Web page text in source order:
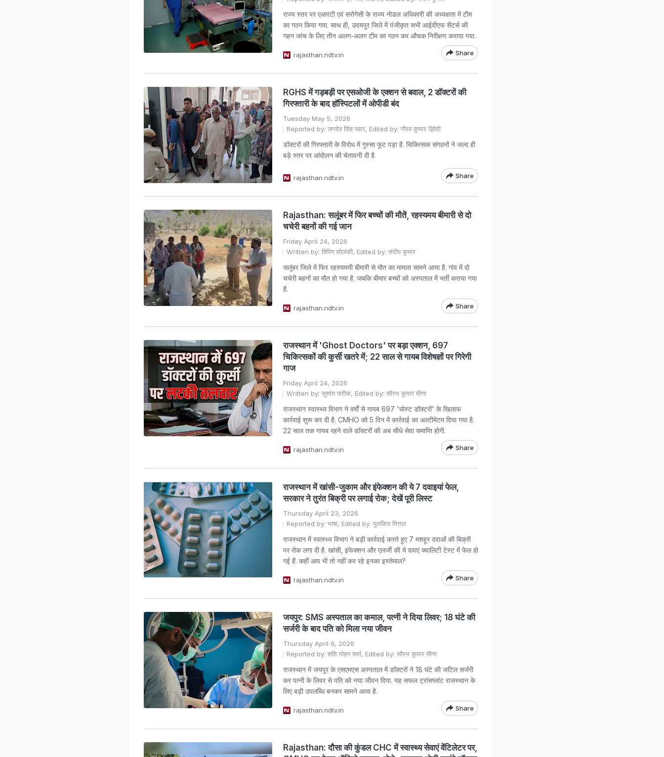
राज्य स्तर पर एआरटी एवं सरोगेसी के राज्य नोडल अधिकारी की अध्यक्षता में टीम
का गठन किया गया. साथ ही, उदयपुर जिले में पंजीकृत सभी आईवीएफ सेंटर्स की
गहन जांच के लिए तीन अलग-अलग टीम का गठन कर औचक निरीक्षण कराया गया.
rajasthan.ndtv.in Share
RGHS में गड़बड़ी पर एसओजी के एक्शन से बवाल, 2 डॉक्टरों की
गिरफ्तारी के बाद हॉस्पिटलों में ओपीडी बंद
Tuesday May 5, 2026
Reported by: जगदेव सिंह पवार, Edited by: गौरव कुमार द्विवेदी
डॉक्टरों की गिरफ्तारी के विरोध में गुस्सा फूट पड़ा है. चिकित्सक संगठनों ने जल्द ही
बड़े स्तर पर आंदोलन की चेतावनी दी है.
rajasthan.ndtv.in Share
Rajasthan: सलूंबर में फिर बच्चों की मौतें, रहस्यमय बीमारी से दो
चचेरी बहनों की गई जान
Friday April 24, 2026
Written by: विपिन सोलंकी, Edited by: संदीप कुमार
सलूंबर जिले में फिर रहस्यमयी बीमारी से मौत का मामला सामने आया है. गांव में दो
चचेरी बहनों का मौत हो गया है. जबकि बीमार बच्चों को अस्पताल में भर्ती कराया गया
है.
rajasthan.ndtv.in Share
राजस्थान में 'Ghost Doctors' पर बड़ा एक्शन, 697
चिकित्सकों की कुर्सी खतरे में; 22 साल से गायब विशेषज्ञों पर गिरेगी
गाज
Friday April 24, 2026
Written by: सुशांत पारीक, Edited by: सौरभ कुमार मीणा
राजस्थान स्वास्थ्य विभाग ने वर्षों से गायब 697 'घोस्ट डॉक्टरों' के खिलाफ
कार्रवाई शुरू कर दी है. CMHO को 5 दिन में कार्रवाई का अल्टीमेटम दिया गया है.
22 साल तक गायब रहने वाले डॉक्टरों की अब सीधे सेवा समाप्ति होगी.
rajasthan.ndtv.in Share
राजस्थान में खांसी-जुकाम और इंफेक्शन की ये 7 दवाइयां फेल,
सरकार ने तुरंत बिक्री पर लगाई रोक; देखें पूरी लिस्ट
Thursday April 23, 2026
Reported by: भाषा, Edited by: पुलकित मित्तल
राजस्थान में स्वास्थ्य विभाग ने बड़ी कार्रवाई करते हुए 7 मशहूर दवाओं की बिक्री
पर रोक लगा दी है. खांसी, इंफेक्शन और एलर्जी की ये दवाएं क्वालिटी टेस्ट में फेल हो
गई हैं. कहीं आप भी तो नहीं कर रहे इनका इस्तेमाल?
rajasthan.ndtv.in Share
जयपुर: SMS अस्पताल का कमाल, पत्नी ने दिया लिवर; 18 घंटे की
सर्जरी के बाद पति को मिला नया जीवन
Thursday April 9, 2026
Reported by: शशि मोहन शर्मा, Edited by: सौरभ कुमार मीणा
राजस्थान में जयपुर के एसएमएस अस्पताल में डॉक्टरों ने 18 घंटे की जटिल सर्जरी
कर पत्नी के लिवर से पति को नया जीवन दिया. यह सफल ट्रांसप्लांट राजस्थान के
लिए बड़ी उपलब्धि बनकर सामने आया है.
rajasthan.ndtv.in Share
Rajasthan: दौसा की कुंडल CHC में स्वास्थ्य सेवाएं वेंटिलेटर पर,